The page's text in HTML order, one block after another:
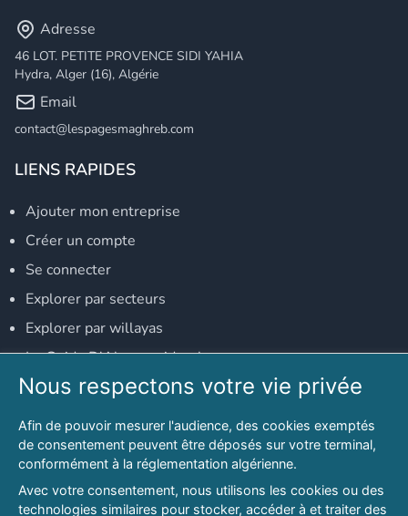
Adresse
46 LOT. PETITE PROVENCE SIDI YAHIA
Hydra, Alger (16), Algérie
Email
contact@lespagesmaghreb.com
LIENS RAPIDES
Ajouter mon entreprise
Créer un compte
Se connecter
Explorer par secteurs
Explorer par willayas
Le Guide D'Alger, guide-alger.com
NOS RÉSEAUX SOCIAUX
Notre page Facebook
Notre page LinkedIn
Notre page Instagram
Nous respectons votre vie privée
Afin de pouvoir mesurer l'audience, des cookies exemptés
de consentement peuvent être déposés sur votre terminal,
conformément à la réglementation algérienne.
Avec votre consentement, nous utilisons les cookies ou des
technologies similaires pour stocker, accéder à et traiter des